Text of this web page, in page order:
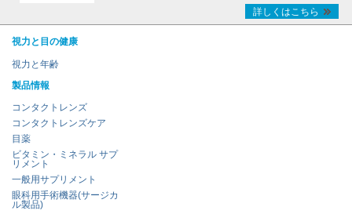
詳しくはこちら
視力と目の健康
視力と年齢
製品情報
コンタクトレンズ
コンタクトレンズケア
目薬
ビタミン・ミネラル サプ
リメント
一般用サプリメント
眼科用手術機器(サージカ
ル製品)